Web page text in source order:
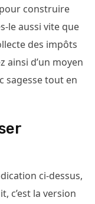
construire
le aussi vite que
des impôts
ainsi d’un moyen
sagesse tout en
ci-dessus,
c’est la version